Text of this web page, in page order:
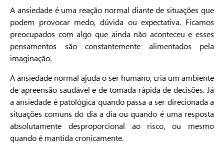
A ansiedade é uma reação normal diante de situações que
podem provocar medo, dúvida ou expectativa. Ficamos
preocupados com algo que ainda não aconteceu e esses
pensamentos são constantemente alimentados pela
imaginação.
A ansiedade normal ajuda o ser humano, cria um ambiente
de apreensão saudável e de tomada rápida de decisões. Já
a ansiedade é patológica quando passa a ser direcionada a
situações comuns do dia a dia ou quando é uma resposta
absolutamente desproporcional ao risco, ou mesmo
quando é mantida cronicamente.